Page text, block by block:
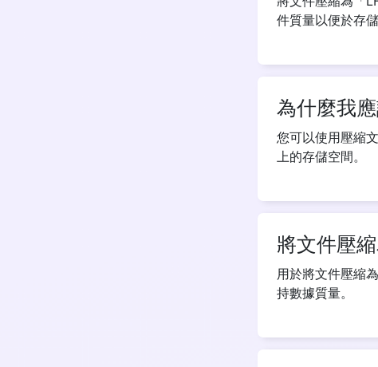
件質量以便於存儲
為什麼我
您可以使用壓縮
上的存儲空間。
將文件壓
用於將文件壓縮
持數據質量。